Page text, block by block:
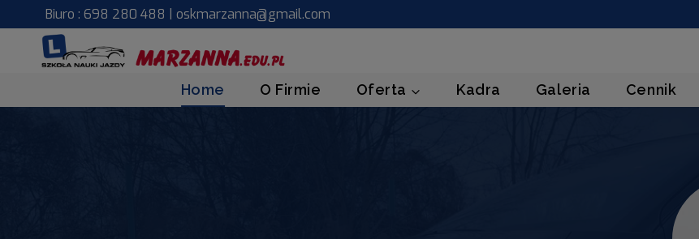
do
Biuro : 698 280 488 | oskmarzanna@gmail.com
Home O Firmie Oferta Kadra Galeria Cennik